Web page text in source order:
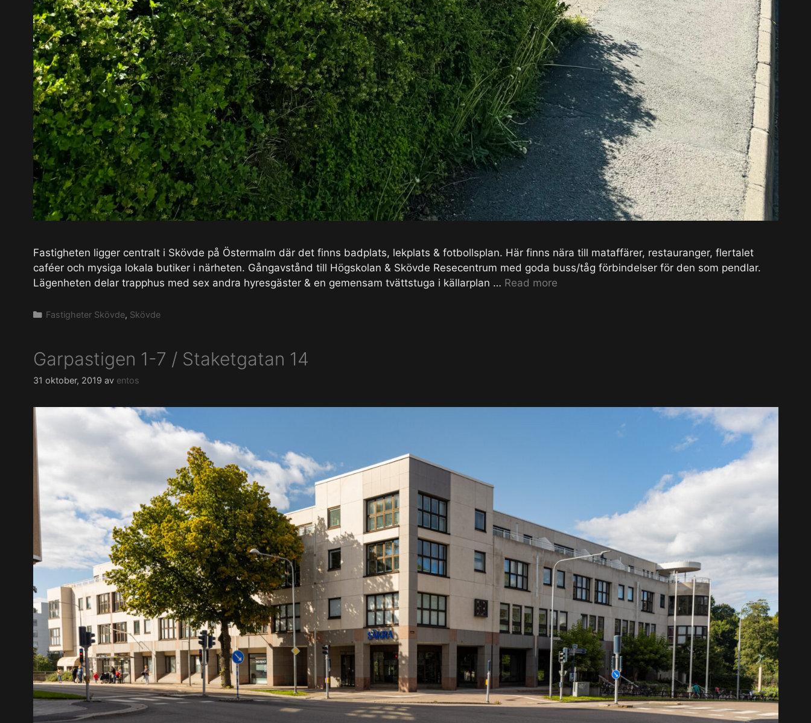
Fastigheten ligger centralt i Skövde på Östermalm där det finns badplats, lekplats & fotbollsplan. Här finns nära till mataffärer, restauranger, flertalet
caféer och mysiga lokala butiker i närheten. Gångavstånd till Högskolan & Skövde Resecentrum med goda buss/tåg förbindelser för den som pendlar.
Lägenheten delar trapphus med sex andra hyresgäster & en gemensam tvättstuga i källarplan … Read more
Kategorier
Fastigheter Skövde, Skövde
Garpastigen 1-7 / Staketgatan 14
31 oktober, 2019 av entos